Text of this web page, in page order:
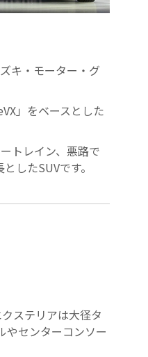
キ・モーター・グ
」をベースとした
トレイン、悪路で
したSUVです。
ステリアは大径タ
やセンターコンソー